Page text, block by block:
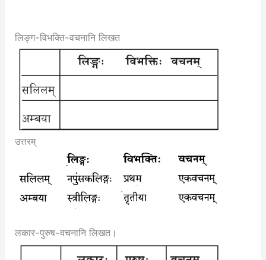
लिङ्ग-विभक्ति-वचनानि लिखत
उत्तरम्
लकार-पुरुष-वचनानि लिखत।